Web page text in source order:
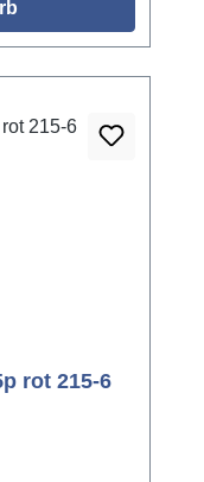
rot 215-6